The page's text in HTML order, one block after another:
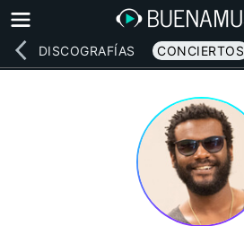
DISCOGRAFÍAS CONCIERTOS